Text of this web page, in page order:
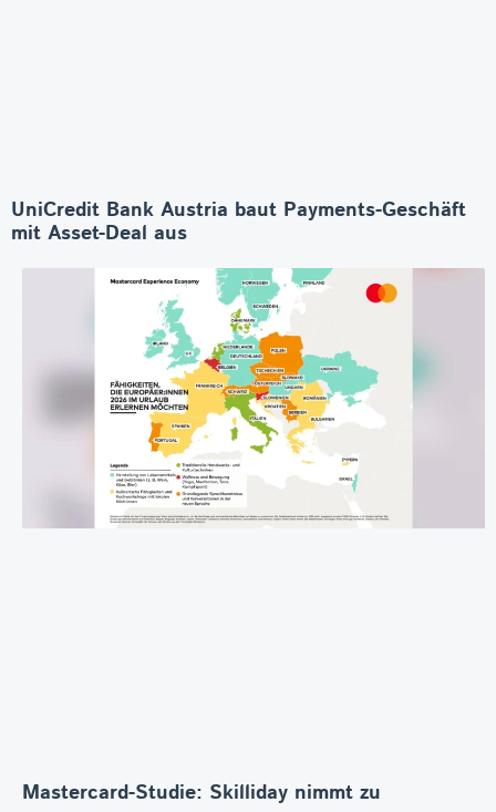
UniCredit Bank Austria baut Payments-Geschäft
mit Asset-Deal aus
Mastercard-Studie: Skilliday nimmt zu